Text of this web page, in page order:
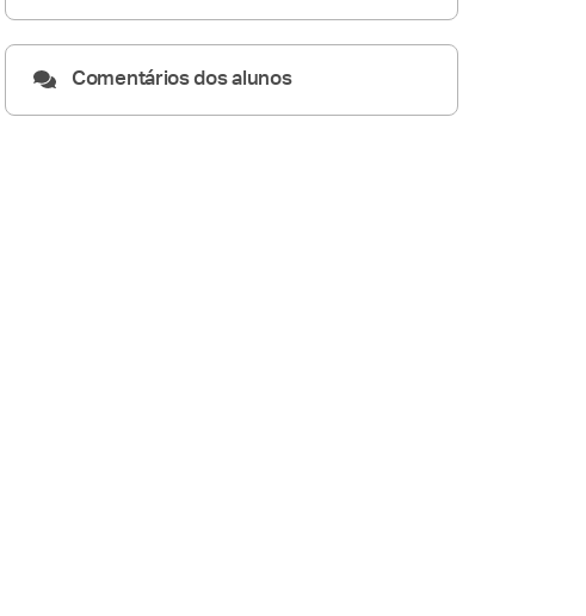
Comentários dos alunos